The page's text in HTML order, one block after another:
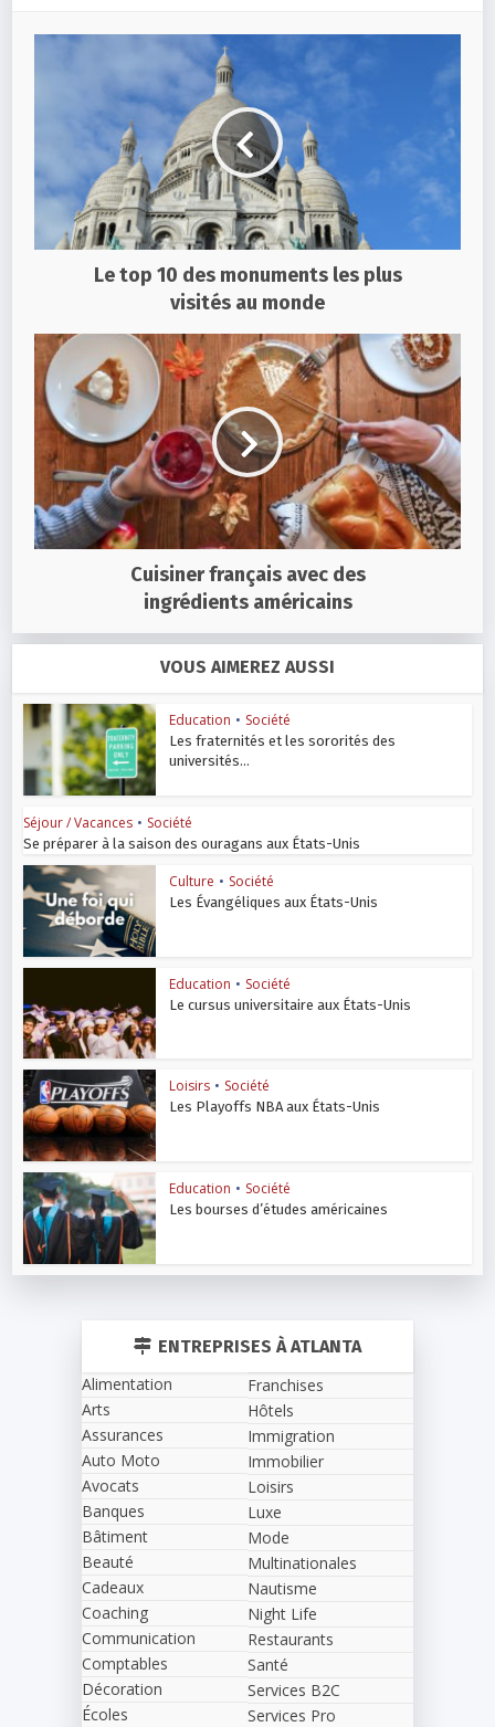
Le top 10 des monuments les plus
visités au monde
Cuisiner français avec des
ingrédients américains
VOUS AIMEREZ AUSSI
Education • Société
Les fraternités et les sororités des
universités...
Séjour / Vacances • Société
Se préparer à la saison des ouragans aux États-Unis
Culture • Société
Les Évangéliques aux États-Unis
Education • Société
Le cursus universitaire aux États-Unis
Loisirs • Société
Les Playoffs NBA aux États-Unis
Education • Société
Les bourses d’études américaines
ENTREPRISES À ATLANTA
Alimentation
Arts
Assurances
Auto Moto
Avocats
Banques
Bâtiment
Beauté
Cadeaux
Coaching
Communication
Comptables
Décoration
Écoles
Franchises
Hôtels
Immigration
Immobilier
Loisirs
Luxe
Mode
Multinationales
Nautisme
Night Life
Restaurants
Santé
Services B2C
Services Pro